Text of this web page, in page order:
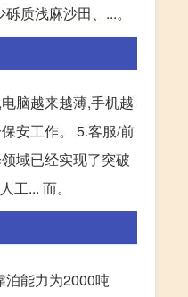
质浅麻沙田、...。
脑越来越薄,手机越
安工作。 5.客服/前
域已经实现了突破
... 而。
泊能力为2000吨